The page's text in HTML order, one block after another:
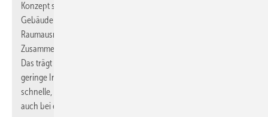
Konzept sein, das dazu beiträgt, intelligente und vernetzte
Gebäude zu errichten. Sie ermöglicht eine effizientere
Raumausnutzung und automatisierte Abläufe durch die
Zusammenführung unterschiedlicher Verkabelungslösungen.
Das trägt zur Steigerung der Energieeffizienz bei und sorgt für
geringe Installations- und Betriebskosten. Eine einfache,
schnelle, variable und gut zugängliche Installation ist möglich,
auch bei einer Nachrüstung.